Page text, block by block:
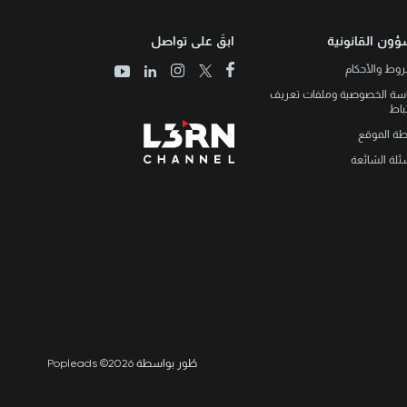
القانونية
والأحكام
الخصوصية وملفات تعريف
الموقع
الشائعة
ابقَ على تواصل
طُور بواسطة Popleads ©2026